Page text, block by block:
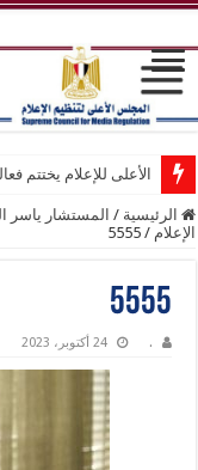
الأعلى للإعلام يختتم
الرئيسية / المستشار ياسر
الإعلام /
5555
5555
. 24 أكتوبر، 2023